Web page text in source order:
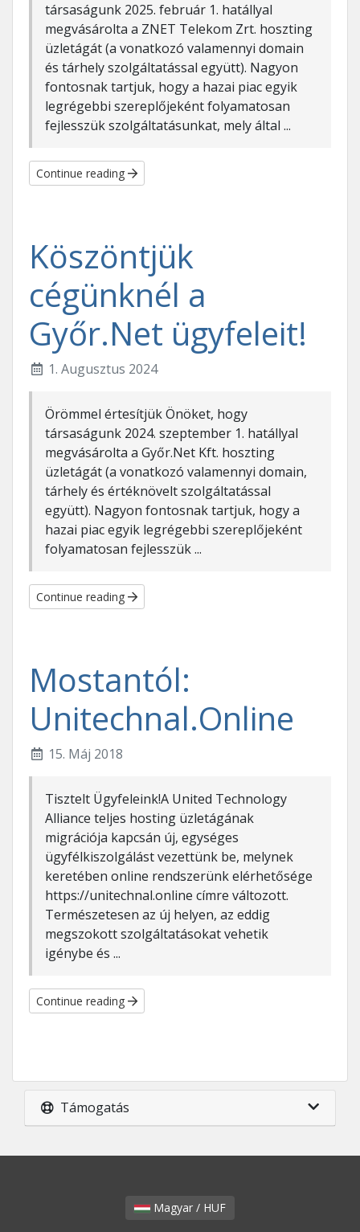
társaságunk 2025. február 1. hatállyal
megvásárolta a ZNET Telekom Zrt. hoszting
üzletágát (a vonatkozó valamennyi domain
és tárhely szolgáltatással együtt). Nagyon
fontosnak tartjuk, hogy a hazai piac egyik
legrégebbi szereplőjeként folyamatosan
fejlesszük szolgáltatásunkat, mely által ...
Continue reading
Köszöntjük
cégünknél a
Győr.Net ügyfeleit!
1. Augusztus 2024
Örömmel értesítjük Önöket, hogy
társaságunk 2024. szeptember 1. hatállyal
megvásárolta a Győr.Net Kft. hoszting
üzletágát (a vonatkozó valamennyi domain,
tárhely és értéknövelt szolgáltatással
együtt). Nagyon fontosnak tartjuk, hogy a
hazai piac egyik legrégebbi szereplőjeként
folyamatosan fejlesszük ...
Continue reading
Mostantól:
Unitechnal.Online
15. Máj 2018
Tisztelt Ügyfeleink!A United Technology
Alliance teljes hosting üzletágának
migrációja kapcsán új, egységes
ügyfélkiszolgálást vezettünk be, melynek
keretében online rendszerünk elérhetősége
https://unitechnal.online címre változott.
Természetesen az új helyen, az eddig
megszokott szolgáltatásokat vehetik
igénybe és ...
Continue reading
Támogatás
Magyar / HUF